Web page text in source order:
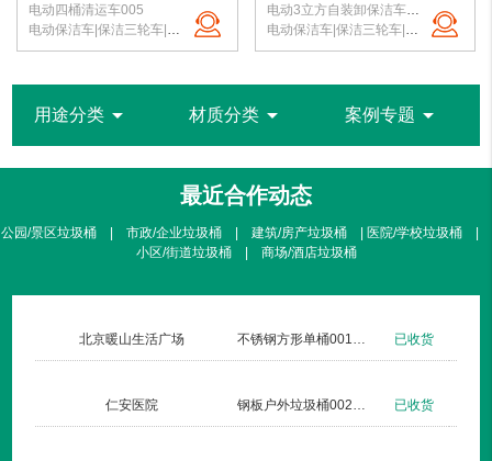
电动四桶清运车005
电动保洁车|保洁三轮车|电动四桶保洁车|小区垃圾转运车|北京保洁车厂家
电动3立方自装卸保洁车006
电动保洁车|保洁三轮车|电动自装卸保洁车|小区垃圾转运车|北京保洁车厂家
用途分类arrow_drop_down 材质分类 arrow_drop_down 案例专题 arrow_drop_down
最近合作动态
公园/景区垃圾桶 | 市政/企业垃圾桶 | 建筑/房产垃圾桶 | 医院/学校垃圾桶 |
小区/街道垃圾桶 | 商场/酒店垃圾桶
暖山生活广场 不锈钢方形单桶001定制款 已收货
钢板户外垃圾桶002玫瑰金 已收货
国家体育场-
中国人民大